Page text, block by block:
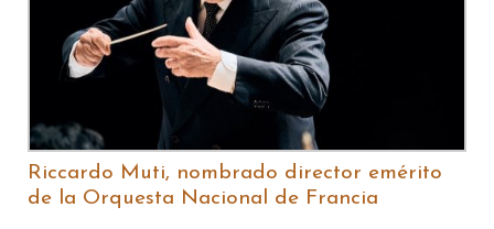
Riccardo Muti, nombrado director emérito
de la Orquesta Nacional de Francia